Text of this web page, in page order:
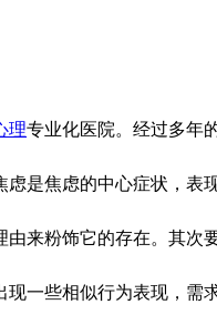
理专业化医院。经过多年
焦虑的中心症状，
粉饰它的存在。其次
现一些相似行为表现，需